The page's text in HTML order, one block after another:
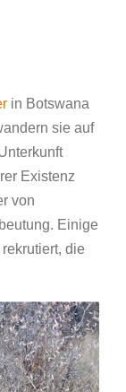
in Botswana
sie auf
Existenz
von
Einige
rekrutiert, die